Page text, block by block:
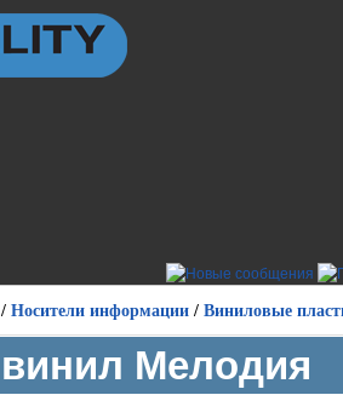
/ Носители информации / Виниловые
Мелодия